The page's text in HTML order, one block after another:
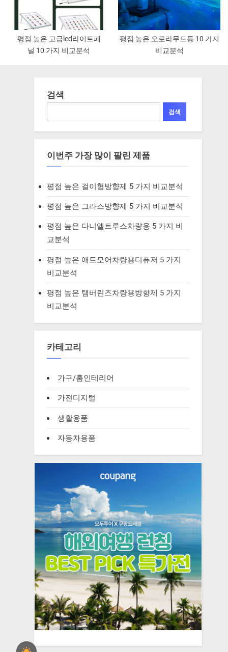
평점 높은 고급led라이트패
널 10 가지 비교분석
평점 높은 오로라무드등 10 가지
비교분석
검색
검색
이번주 가장 많이 팔린 제품
평점 높은 걸이형방향제 5 가지 비교분석
평점 높은 그라스방향제 5 가지 비교분석
평점 높은 다니엘트루스차량용 5 가지 비
교분석
평점 높은 애트모어차량용디퓨저 5 가지
비교분석
평점 높은 탬버린즈차량용방향제 5 가지
비교분석
카테고리
가구/홈인테리어
가전디지털
생활용품
자동차용품